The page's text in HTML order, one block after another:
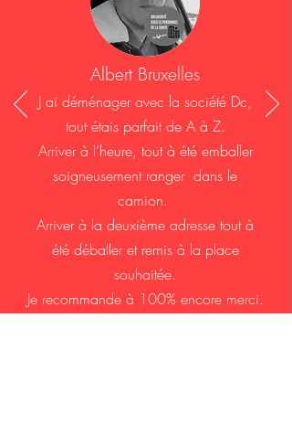
Êtes-vous intéressé par
nos services?
Contactez nous !
Albert Bruxelles
J ai déménager avec la société Dc,
tout étais parfait de A à Z.
Arriver à l’heure, tout à été emballer
soigneusement ranger dans le
camion.
Arriver à la deuxième adresse tout à
été déballer et remis à la place
souhaitée.
Je recommande à 100% encore merci.